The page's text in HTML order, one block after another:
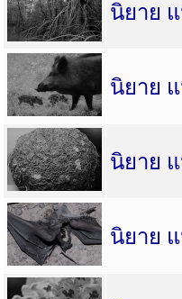
นิยาย
นิยาย
นิยาย
นิยาย